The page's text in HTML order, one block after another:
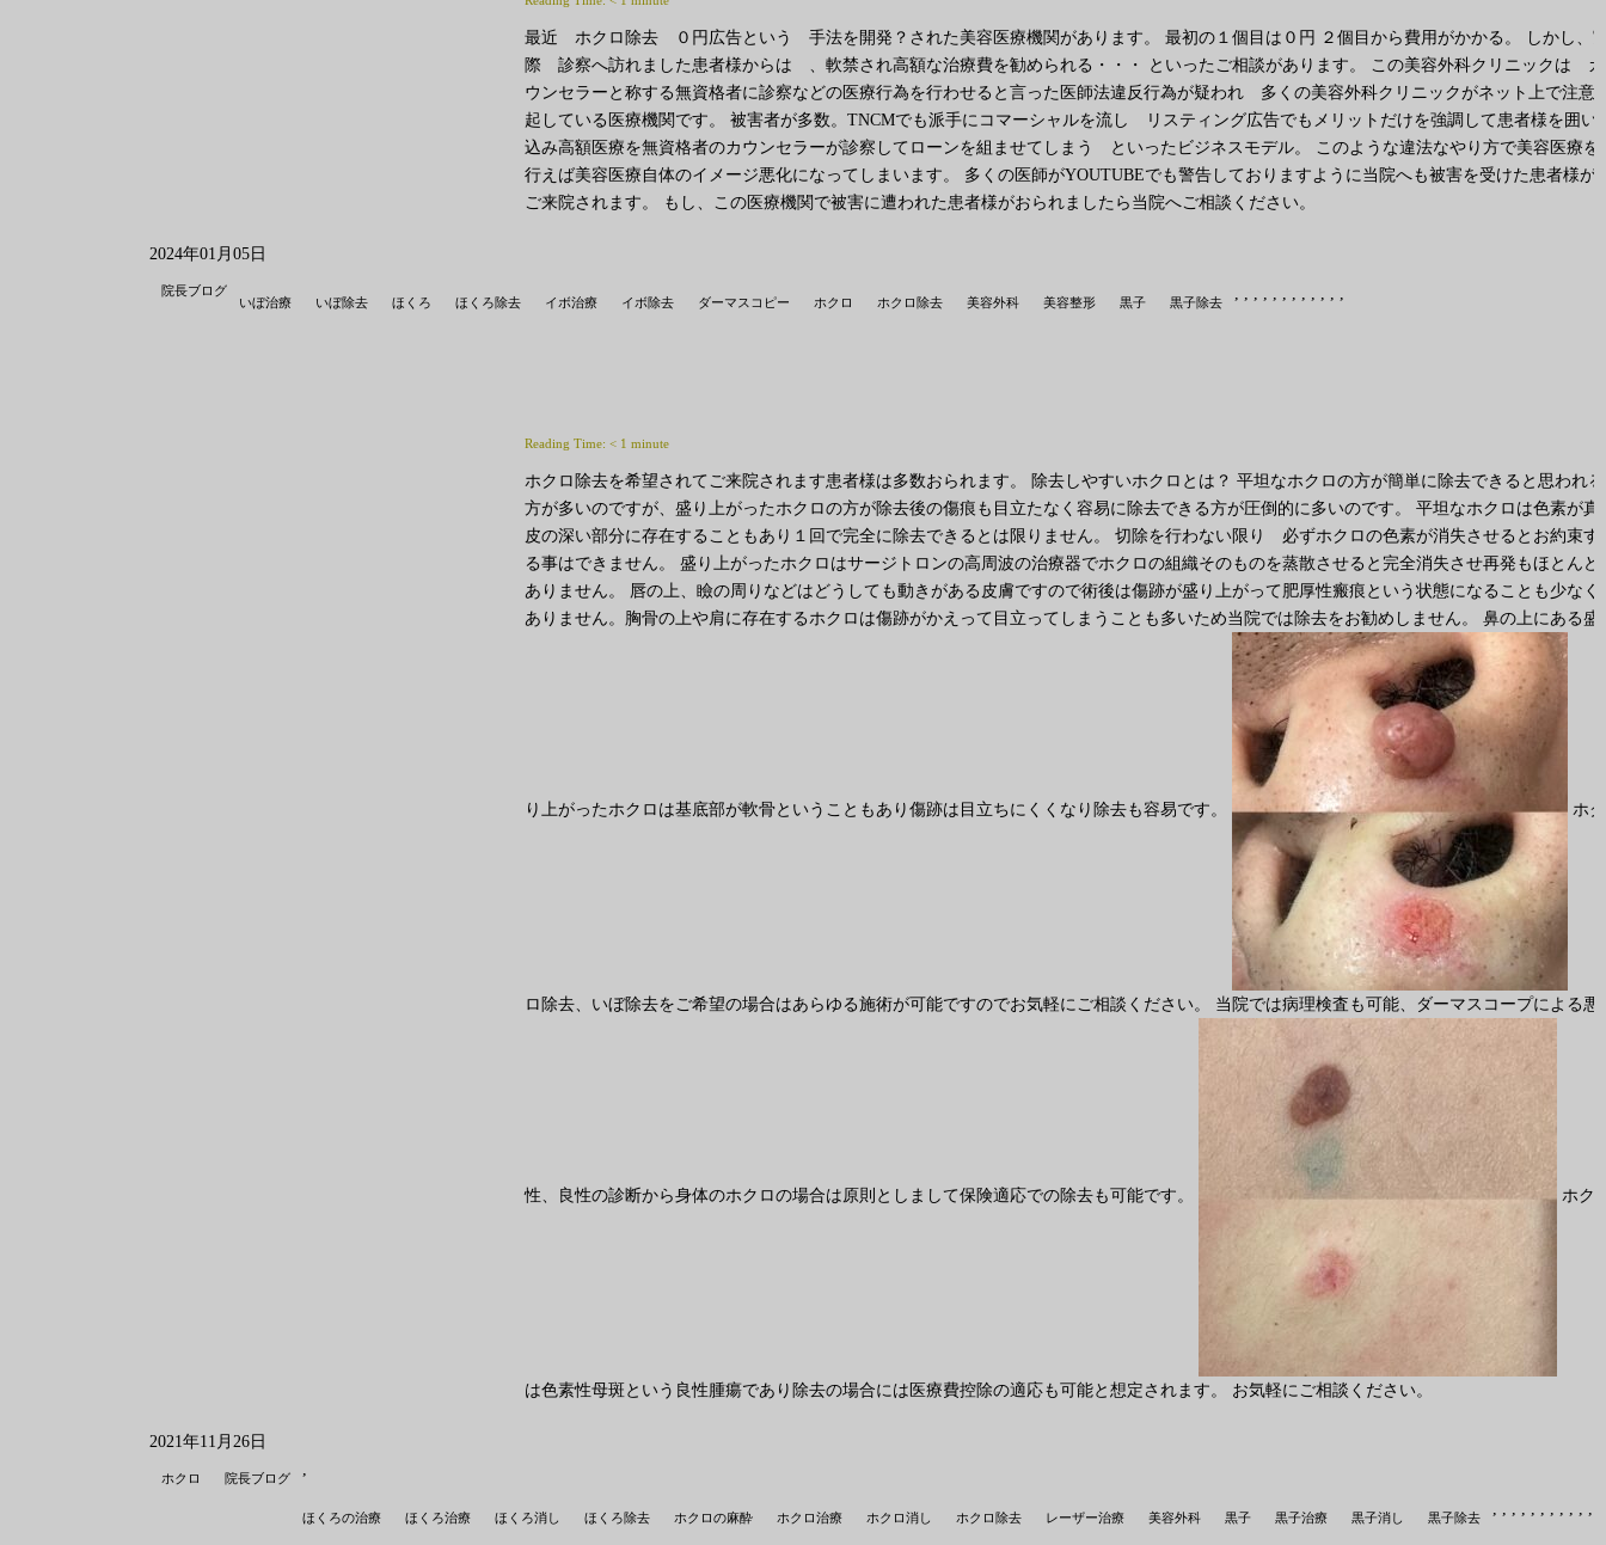
最近 ホクロ除去 ０円広告という 手法を開発？された美容医療機関があります。 最初の１個目は０円 ２個目から費用がかかる。 しかし、
際 診察へ訪れました患者様からは 、軟禁され高額な治療費を勧められる・・・ といったご相談があります。 この美容外科クリニックは カ
ウンセラーと称する無資格者に診察などの医療行為を行わせると言った医師法違反行為が疑われ 多くの美容外科クリニックがネット上で注意
起している医療機関です。 被害者が多数。TNCMでも派手にコマーシャルを流し リスティング広告でもメリットだけを強調して患者様を囲い
込み高額医療を無資格者のカウンセラーが診察してローンを組ませてしまう といったビジネスモデル。 このような違法なやり方で美容医療を
行えば美容医療自体のイメージ悪化になってしまいます。 多くの医師がYOUTUBEでも警告しておりますように当院へも被害を受けた患者様が
ご来院されます。 もし、この医療機関で被害に遭われた患者様がおられましたら当院へご相談ください。
2024年01月05日
院長ブログ
いぼ治療
,
いぼ除去 ,
ほくろ ,
ほくろ除去 ,
イボ治療 ,
イボ除去 ,
ダーマスコピー ,
ホクロ ,
ホクロ除去 ,
美容外科 ,
美容整形 ,
黒子 ,
黒子除去
Reading Time: < 1 minute
ホクロ除去を希望されてご来院されます患者様は多数おられます。 除去しやすいホクロとは？ 平坦なホクロの方が簡単に除去できると思われる
方が多いのですが、盛り上がったホクロの方が除去後の傷痕も目立たなく容易に除去できる方が圧倒的に多いのです。 平坦なホクロは色素が真
皮の深い部分に存在することもあり１回で完全に除去できるとは限りません。 切除を行わない限り 必ずホクロの色素が消失させるとお約束す
る事はできません。 盛り上がったホクロはサージトロンの高周波の治療器でホクロの組織そのものを蒸散させると完全消失させ再発もほとんど
ありません。 唇の上、瞼の周りなどはどうしても動きがある皮膚ですので術後は傷跡が盛り上がって肥厚性瘢痕という状態になることも少なく
ありません。胸骨の上や肩に存在するホクロは傷跡がかえって目立ってしまうことも多いため当院では除去をお勧めしません。 鼻の上にある盛
り上がったホクロは基底部が軟骨ということもあり傷跡は目立ちにくくなり除去も容易です。 ホク
ロ除去、いぼ除去をご希望の場合はあらゆる施術が可能ですのでお気軽にご相談ください。 当院では病理検査も可能、ダーマスコープによる悪
性、良性の診断から身体のホクロの場合は原則としまして保険適応での除去も可能です。 ホク
は色素性母斑という良性腫瘍であり除去の場合には医療費控除の適応も可能と想定されます。 お気軽にご相談ください。
2021年11月26日
ホクロ ,
院長ブログ
ほくろの治療 ,
ほくろ治療 ,
ほくろ消し ,
ほくろ除去 ,
ホクロの麻酔 ,
ホクロ治療 ,
ホクロ消し ,
ホクロ除去 ,
レーザー治療 ,
美容外科 ,
黒子 ,
黒子治療 黒子消し 黒子除去